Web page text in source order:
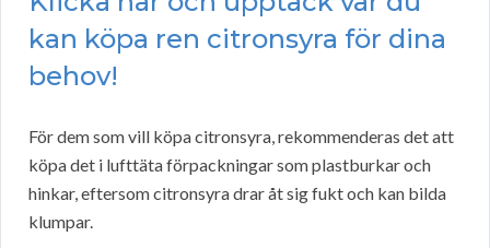
kan köpa ren citronsyra för dina
behov!
För dem som vill köpa citronsyra, rekommenderas det att
köpa det i lufttäta förpackningar som plastburkar och
hinkar, eftersom citronsyra drar åt sig fukt och kan bilda
klumpar.